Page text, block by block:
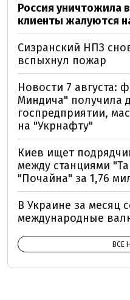
Россия
клиенты жалуются
Сизранский НПЗ
вспыхнул пожар
Новости 7 августа:
Миндича" получила
госпредприятии,
на "Укрнафту"
Киев ищет
между станциями
"Почайна" за 1,76
В Украине за месяц
международные
ВСЕ